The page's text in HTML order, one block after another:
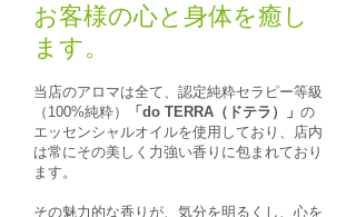
お客様の心と身体を癒し
ます。
​当店のアロマは全て、認定純粋セラピー等級
（100%純粋）
「do TERRA（ドテラ）」 の
エッセンシャルオイルを使用しており、店内
は常にその美しく力強い香りに包まれており
ます。
その魅力的な香り が、​気分を明るくし、心を